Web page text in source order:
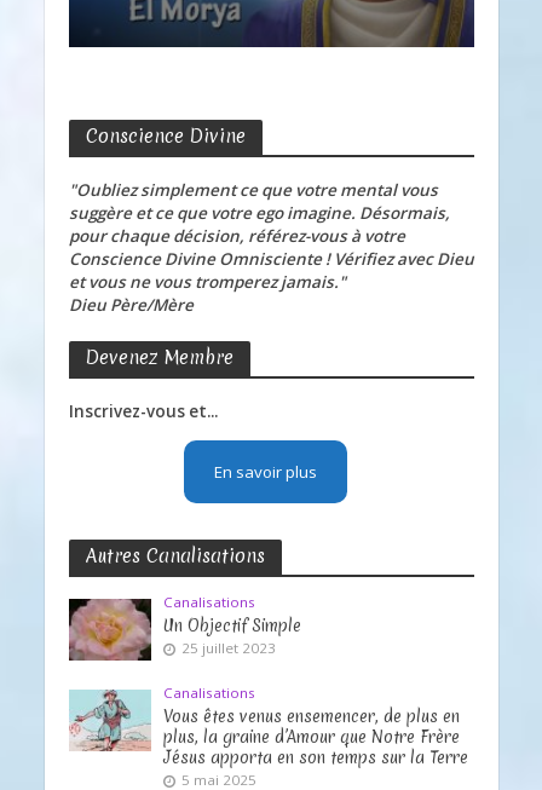
Conscience Divine
"Oubliez simplement ce que votre mental vous
suggère et ce que votre ego imagine. Désormais,
pour chaque décision, référez-vous à votre
Conscience Divine Omnisciente ! Vérifiez avec Dieu
et vous ne vous tromperez jamais."
Dieu Père/Mère
Devenez Membre
Inscrivez-vous et...
En savoir plus
Autres Canalisations
Canalisations
Un Objectif Simple
25 juillet 2023
Canalisations
Vous êtes venus ensemencer, de plus en
plus, la graine d’Amour que Notre Frère
Jésus apporta en son temps sur la Terre
5 mai 2025